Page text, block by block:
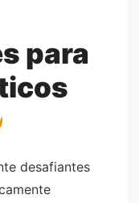
para
desafiantes